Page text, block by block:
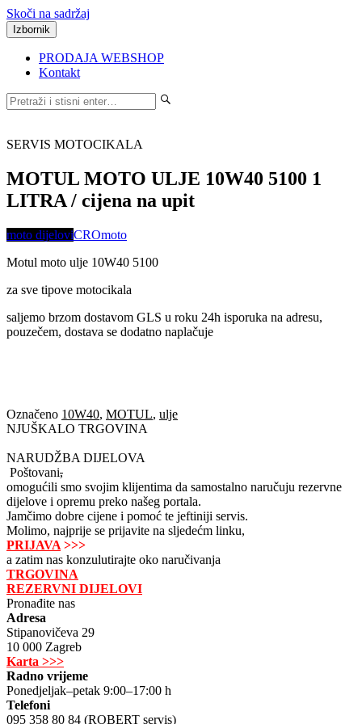
Skoči na sadržaj
Izbornik
PRODAJA WEBSHOP
Kontakt
SERVIS MOTOCIKALA
MOTUL MOTO ULJE 10W40 5100 1
LITRA / cijena na upit
moto dijeloviCROmoto
Motul moto ulje 10W40 5100
za sve tipove motocikala
saljemo brzom dostavom GLS u roku 24h isporuka na adresu,
pouzečem, dostava se dodatno naplačuje
Označeno 10W40, MOTUL, ulje
NJUŠKALO TRGOVINA
NARUDŽBA DIJELOVA
Poštovani,
omogućili smo svojim klijentima da samostalno naručuju rezervne
dijelove i opremu preko našeg portala.
Jamčimo dobre cijene i pomoć te jeftiniji servis.
Molimo, najprije se prijavite na sljedećm linku,
PRIJAVA >>>
a zatim nas konzulutirajte oko naručivanja
TRGOVINA
REZERVNI DIJELOVI
Pronađite nas
Adresa
Stipanovičeva 29
10 000 Zagreb
Karta >>>
Radno vrijeme
Ponedjeljak–petak 9:00–17:00 h
Telefoni
095 358 80 84 (ROBERT servis)